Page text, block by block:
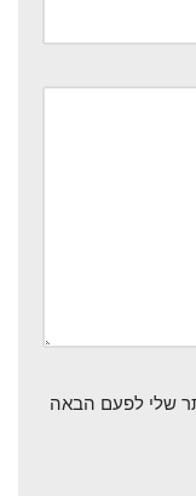
שלי לפעם הבאה